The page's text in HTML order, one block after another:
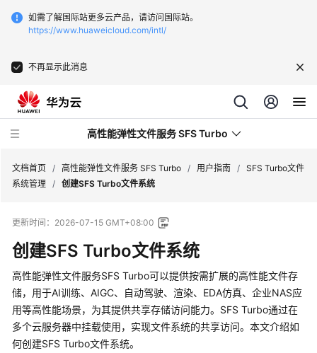
如需了解国际站更多云产品，请访问国际站。
https://www.huaweicloud.com/intl/
不再显示此消息
高性能弹性文件服务 SFS Turbo
新
动
态
服
务
公
告
文档首页 / 高性能弹性文件服务 SFS Turbo / 用户指南 / SFS Turbo文件
系统管理 / 创建SFS Turbo文件系统
更新时间： 2026-07-15 GMT+08:00
创建SFS Turbo文件系统
高性能弹性文件服务SFS Turbo可以提供按需扩展的高性能文件存
储，用于AI训练、AIGC、自动驾驶、渲染、EDA仿真、企业NAS应
用等高性能场景，为其提供共享存储访问能力。SFS Turbo通过在
多个云服务器中挂载使用，实现文件系统的共享访问。本文介绍如
何创建SFS Turbo文件系统。